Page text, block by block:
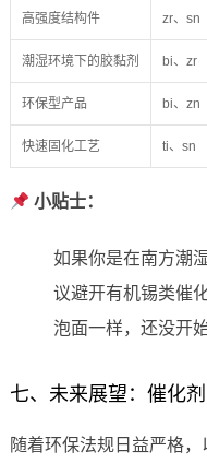
高强度结构件 zr、sn
潮湿环境下的胶黏剂 bi、zr
环保型产品 bi、zn
快速固化工艺 ti、sn
小贴士：
如果你是在南方潮
议避开有机锡类催
泡面一样，还没开始
七、未来展望：催化
随着环保法规日益严格，